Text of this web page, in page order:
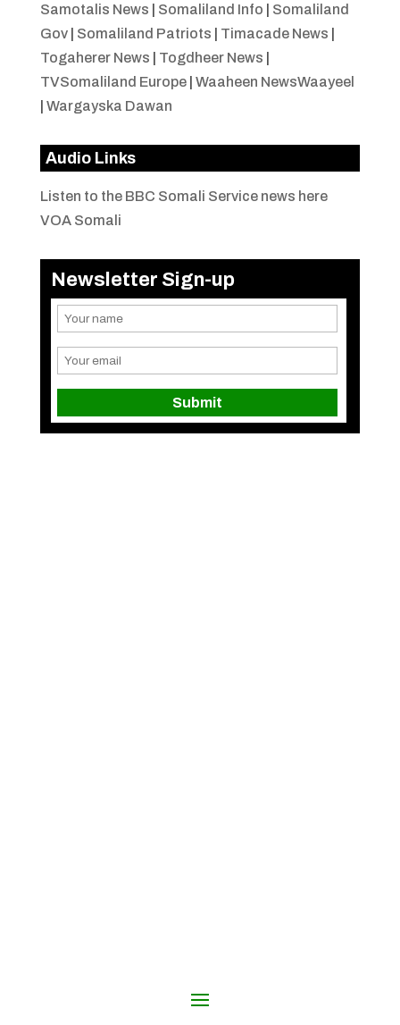
Samotalis News
Somaliland Info
Somaliland
Gov| Somaliland Patriots Timacade News
Togaherer News
Togdheer News
TVSomaliland Europe| Waaheen NewsWaayeel
Wargayska Dawan
Audio Links
Listen to the BBC Somali Service news here
VOA Somali
Newsletter Sign-up